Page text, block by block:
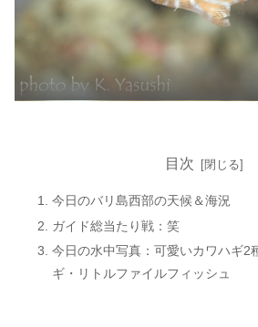
目次
今日のバリ島西部の天候＆海況
ガイド総当たり戦：笑
今日の水中写真：可愛いカワハギ2
ギ・リトルファイルフィッシュ